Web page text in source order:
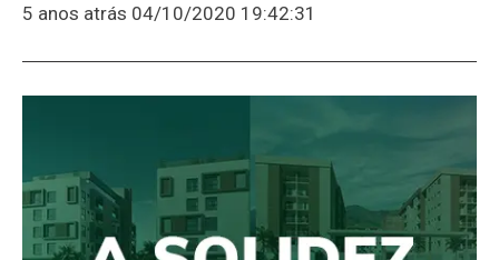
5 anos atrás 04/10/2020 19:42:31